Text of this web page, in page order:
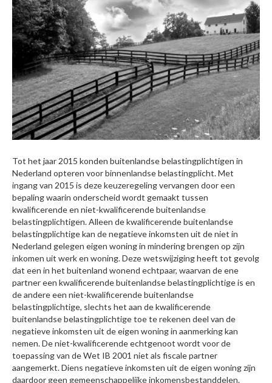
Tot het jaar 2015 konden buitenlandse belastingplichtigen in
Nederland opteren voor binnenlandse belastingplicht. Met
ingang van 2015 is deze keuzeregeling vervangen door een
bepaling waarin onderscheid wordt gemaakt tussen
kwalificerende en niet-kwalificerende buitenlandse
belastingplichtigen. Alleen de kwalificerende buitenlandse
belastingplichtige kan de negatieve inkomsten uit de niet in
Nederland gelegen eigen woning in mindering brengen op zijn
inkomen uit werk en woning. Deze wetswijziging heeft tot gevolg
dat een in het buitenland wonend echtpaar, waarvan de ene
partner een kwalificerende buitenlandse belastingplichtige is en
de andere een niet-kwalificerende buitenlandse
belastingplichtige, slechts het aan de kwalificerende
buitenlandse belastingplichtige toe te rekenen deel van de
negatieve inkomsten uit de eigen woning in aanmerking kan
nemen. De niet-kwalificerende echtgenoot wordt voor de
toepassing van de Wet IB 2001 niet als fiscale partner
aangemerkt. Diens negatieve inkomsten uit de eigen woning zijn
daardoor geen gemeenschappelijke inkomensbestanddelen.